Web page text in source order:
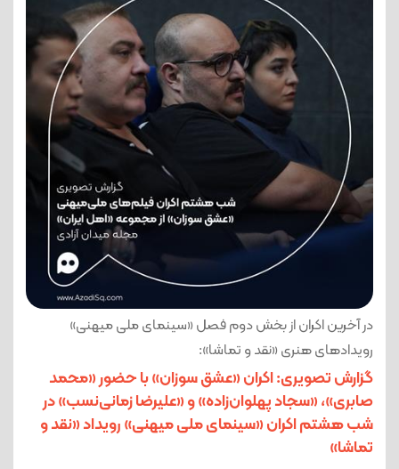
در آخرین اکران از بخش دوم فصل «سینمای ملی میهنی»
رویدادهای هنری «نقد و تماشا»:
گزارش تصویری: اکران «عشق سوزان» با حضور «محمد
صابری»، «سجاد پهلوان‌زاده» و «علیرضا زمانی‌نسب» در
شب هشتم اکران «سینمای ملی میهنی» رویداد «نقد و
تماشا»